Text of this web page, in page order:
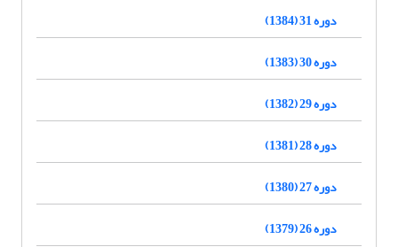
دوره 31 (1384)
دوره 30 (1383)
دوره 29 (1382)
دوره 28 (1381)
دوره 27 (1380)
دوره 26 (1379)